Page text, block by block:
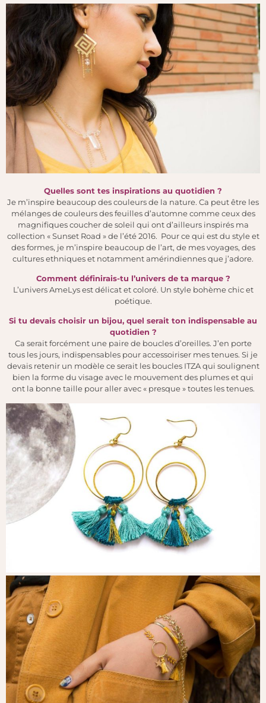
Quelles sont tes inspirations au quotidien ?
Je m’inspire beaucoup des couleurs de la nature. Ca peut être les
mélanges de couleurs des feuilles d’automne comme ceux des
magnifiques coucher de soleil qui ont d’ailleurs inspirés ma
collection « Sunset Road » de l’été 2016. Pour ce qui est du style et
des formes, je m’inspire beaucoupde l’art, de mes voyages, des
cultures ethniques et notamment amérindiennes que j’adore.
Comment définirais-tu l’univers de ta marque ?
L’univers AmeLys est délicat et coloré. Un style bohème chic et
poétique.
Si tu devais choisir un bijou, quel serait ton indispensable au
quotidien ?
Ca serait forcément une paire de boucles d’oreilles. J’en porte
tous les jours, indispensables pour accessoiriser mes tenues. Si je
devais retenir un modèle ce serait les boucles ITZA qui soulignent
bien la forme du visage avec le mouvement des plumes et qui
ont la bonne taille pour aller avec « presque » toutes les tenues.